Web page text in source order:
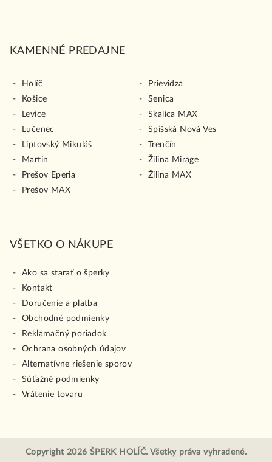
KAMENNÉ PREDAJNE
Holíč
Košice
Levice
Lučenec
Liptovský Mikuláš
Martin
Prešov Eperia
Prešov MAX
Prievidza
Senica
Skalica MAX
Spišská Nová Ves
Trenčín
Žilina Mirage
Žilina MAX
VŠETKO O NÁKUPE
Ako sa starať o šperky
Kontakt
Doručenie a platba
Obchodné podmienky
Reklamačný poriadok
Ochrana osobných údajov
Alternatívne riešenie sporov
Súťažné podmienky
Vrátenie tovaru
Copyright 2026 ŠPERK HOLÍČ. Všetky práva vyhradené.